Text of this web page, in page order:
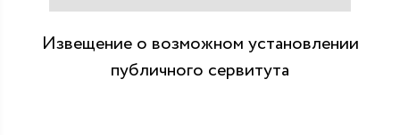
Извещение о возможном установлении
публичного сервитута